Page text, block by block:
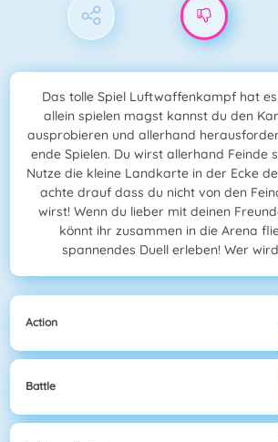
Das tolle Spiel Luftwaffenkampf hat es
allein spielen magst kannst du den
ausprobieren und allerhand
ende Spielen. Du wirst allerhand Feinde
Nutze die kleine Landkarte in der Ecke
achte drauf dass du nicht von den
wirst! Wenn du lieber mit deinen
könnt ihr zusammen in die Arena
spannendes Duell erleben! Wer
Action
Battle